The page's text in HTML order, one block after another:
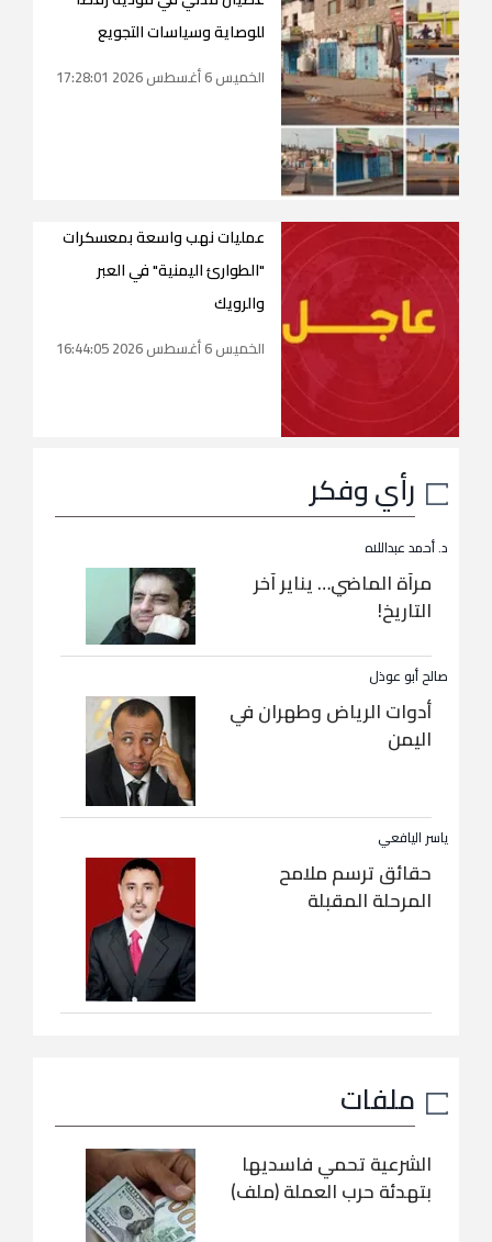
للوصاية وسياسات التجويع
الخميس 6 أغسطس 2026 17:28:01
عمليات نهب واسعة بمعسكرات
"الطوارئ اليمنية" في العبر
والرويك
الخميس 6 أغسطس 2026 16:44:05
رأي وفكر
د. أحمد عبداللاه
مرآة الماضي… يناير آخر
التاريخ!
صالح أبو عوذل
أدوات الرياض وطهران في
اليمن
ياسر اليافعي
حقائق ترسم ملامح
المرحلة المقبلة
ملفات
الشرعية تحمي فاسديها
بتهدئة حرب العملة (ملف)